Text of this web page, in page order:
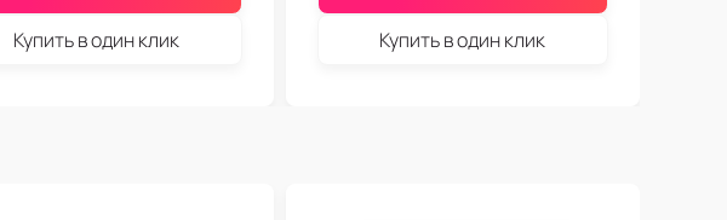
Купить в один клик Купить в один клик